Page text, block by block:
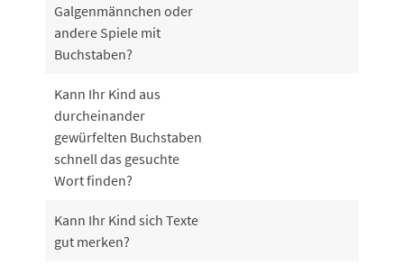
Galgenmännchen oder
andere Spiele mit
Buchstaben?
Kann Ihr Kind aus
durcheinander
gewürfelten Buchstaben
schnell das gesuchte
Wort finden?
Kann Ihr Kind sich Texte
gut merken?